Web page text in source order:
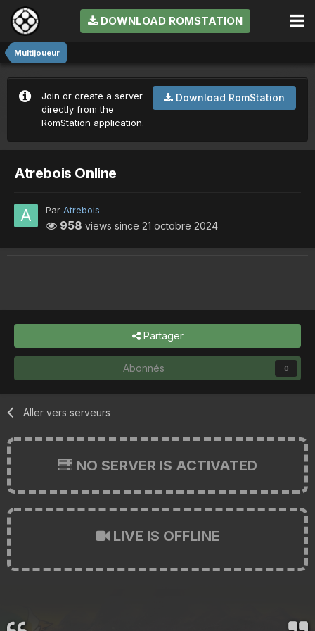
DOWNLOAD ROMSTATION
Multijoueur
Download RomStation
Join or create a server
directly from the
RomStation application.
Atrebois Online
Par Atrebois
958 views since 21 octobre 2024
Partager
Abonnés 0
Aller vers serveurs
NO SERVER IS ACTIVATED
LIVE IS OFFLINE